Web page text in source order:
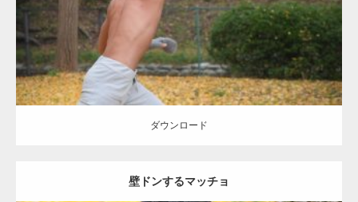
ダウンロード
ダウンロード
壁ドンするマッチョ